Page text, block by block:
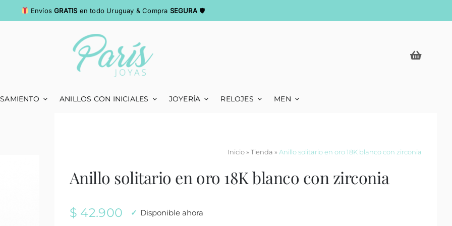
EnvíosGRATIS en todo Uruguay & Compra SEGURA🛡
ANILLOS CON INICIALES JOYERÍA RELOJES MEN
Inicio» Tienda » Anillo solitario en oro 18K blanco con zirconia
Anillo solitario en oro 18K blanco con zirconia
$ 42.900 Disponible ahora